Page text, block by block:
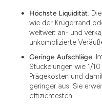
Höchste Liquidität:
wie der Krügerrand
weltweit an- und
unkomplizierte
Geringe Aufschläge:
Stückelungen wie 1/
Prägekosten und
geringer aus. Sie
effizientesten.